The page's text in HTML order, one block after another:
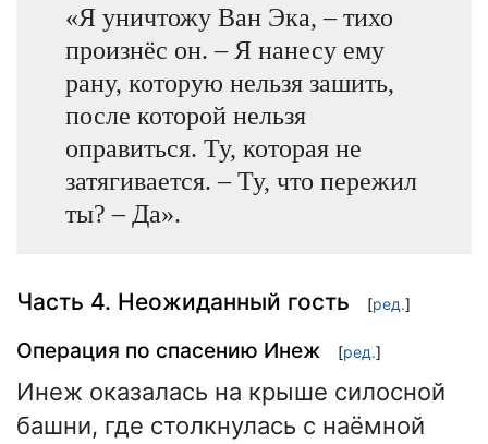
«Я уничтожу Ван Эка, – тихо
произнёс он. – Я нанесу ему
рану, которую нельзя зашить,
после которой нельзя
оправиться. Ту, которая не
затягивается. – Ту, что пережил
ты? – Да».
Часть 4. Неожиданный гость [ред.]
Операция по спасению Инеж [ред.]
Инеж оказалась на крыше силосной
башни, где столкнулась с наёмной